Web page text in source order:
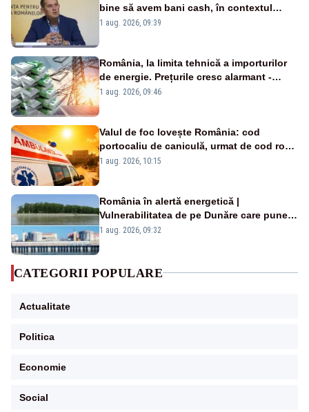
bine să avem bani cash, în contextul
alertei energetice?
1 aug. 2026, 09:39
România, la limita tehnică a importurilor
de energie. Prețurile cresc alarmant -
Analiză Realitatea Plus
1 aug. 2026, 09:46
Valul de foc lovește România: cod
portocaliu de caniculă, urmat de cod roșu
duminică. Temperaturile urcă spre 40°C
1 aug. 2026, 10:15
România în alertă energetică |
Vulnerabilitatea de pe Dunăre care pune
în pericol Centrala Cernavodă era
1 aug. 2026, 09:32
CATEGORII POPULARE
Actualitate
Politica
Economie
Social